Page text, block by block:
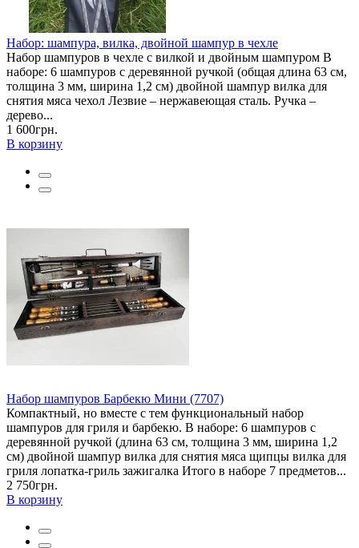
Набор: шампура, вилка, двойной шампур в чехле
Набор шампуров в чехле с вилкой и двойным шампуром В
наборе: 6 шампуров с деревянной ручкой (общая длина 63 см,
толщина 3 мм, ширина 1,2 см) двойной шампур вилка для
снятия мяса чехол Лезвие – нержавеющая сталь. Ручка –
дерево...
1 600грн.
В корзину
Набор шампуров Барбекю Мини (7707)
Компактный, но вместе с тем функциональный набор
шампуров для гриля и барбекю. В наборе: 6 шампуров с
деревянной ручкой (длина 63 см, толщина 3 мм, ширина 1,2
см) двойной шампур вилка для снятия мяса щипцы вилка для
гриля лопатка-гриль зажигалка Итого в наборе 7 предметов...
2 750грн.
В корзину